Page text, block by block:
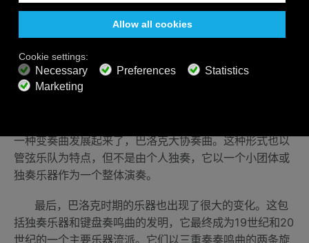
到极大发展的时期，其中最重要的是序曲、合唱序曲、赋
格曲、托卡塔、组曲、奏鸣曲、协奏曲和大协奏曲。
三种巴洛克风格对发展一些新的和独特的特点特别重
要。巴洛克独奏协奏曲是管弦乐队的作品，也是一种独奏
乐器。它提供了一个伟大的媒介，让人去探索对比的音响
一种变奏曲发展起来了，巴洛克大协奏曲。这种形式也以
管弦乐队为特点，但不是由个人独奏，它以一个小团体或
独奏乐器作为一个整体演奏。
最后，巴洛克时期的乐器也出现了很大的变化。这包
括独奏乐器和键盘奏鸣曲的发明，它最终成为19世纪和20
世纪的一个主要乐器流派。它们以三重奏奏鸣曲的两条旋